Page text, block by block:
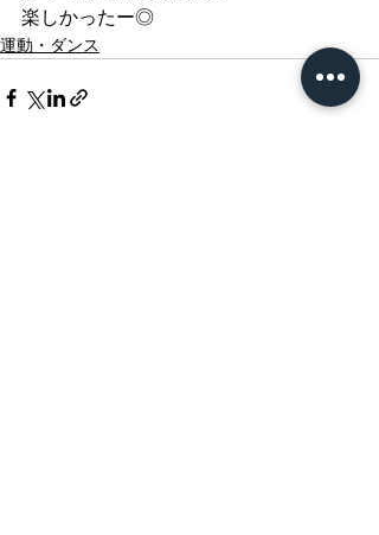
楽しかったー◎
運動・ダンス